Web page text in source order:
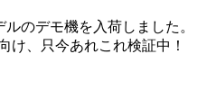
ルのデモ機を入荷しました。
け、只今あれこれ検証中！